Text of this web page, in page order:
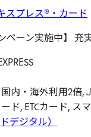
スプレス®・カード
ペーン実施中】
内・海外利用2倍,
ド, ETCカード, ス
デジタル）